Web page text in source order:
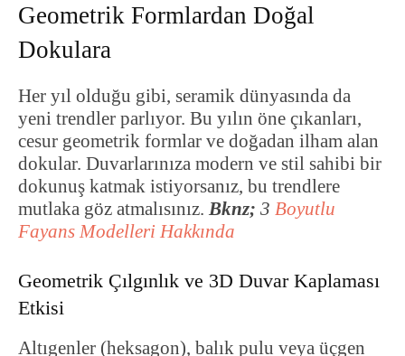
Geometrik Formlardan Doğal
Dokulara
Her yıl olduğu gibi, seramik dünyasında da
yeni trendler parlıyor. Bu yılın öne çıkanları,
cesur geometrik formlar ve doğadan ilham alan
dokular. Duvarlarınıza modern ve stil sahibi bir
dokunuş katmak istiyorsanız, bu trendlere
mutlaka göz atmalısınız. Bknz; 3 Boyutlu
Fayans Modelleri Hakkında
Geometrik Çılgınlık ve 3D Duvar Kaplaması
Etkisi
Altıgenler (heksagon), balık pulu veya üçgen